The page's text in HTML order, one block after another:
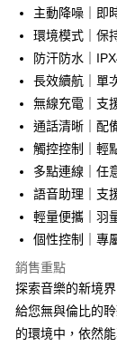
運送方式
付款後全家取貨
免運費
付款後7-11取貨
免運費
宅配
每筆NT$130，滿
主動降噪｜即
環境模式｜保
防汗防水｜
長效續航｜單
無線充電｜支
通話清晰｜配
觸控控制｜輕
多點連線｜任
語音助理｜支
輕量便攜｜羽
個性控制｜專
銷售重點
探索音樂的新境
給您無與倫比的
的環境中，依然